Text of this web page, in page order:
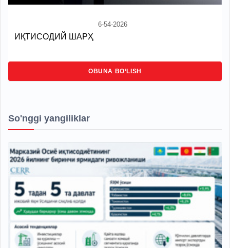
6-54-2026
ИҚТИСОДИЙ ШАРҲ
OBUNA BO‘LISH
So'nggi yangiliklar